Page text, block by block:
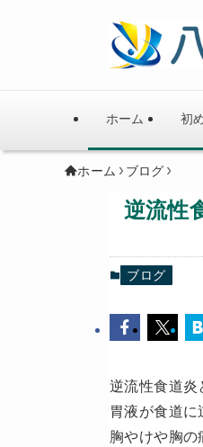
ホーム 初
ホーム ブログ
逆流性
ブログ
逆流性食道炎
胃液が食道
胸やけや胸